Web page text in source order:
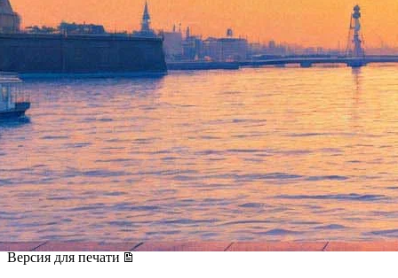
Лёха Никонов и рэпер Хан
Замай отпразднуют день
рождения Чарльза Буковски
19 августа 2018, воскресенье,16.00
Версия для печати